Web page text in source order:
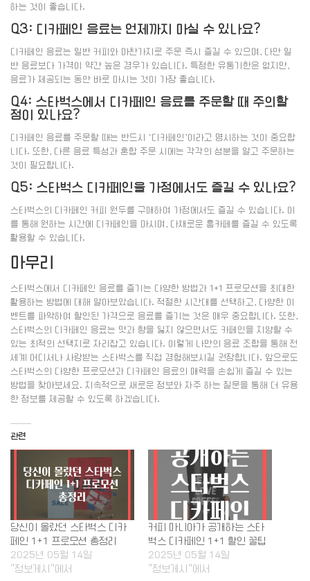
하는 것이 좋습니다.
Q3: 디카페인 음료는 언제까지 마실 수 있나요?
디카페인 음료는 일반 커피와 마찬가지로 주문 즉시 즐길 수 있으며, 다만 일
반 음료보다 가격이 약간 높은 경우가 있습니다. 특정한 유통기한은 없지만,
음료가 제공되는 동안 바로 마시는 것이 가장 좋습니다.
Q4: 스타벅스에서 디카페인 음료를 주문할 때 주의할
점이 있나요?
디카페인 음료를 주문할 때는 반드시 ‘디카페인’이라고 명시하는 것이 중요합
니다. 또한, 다른 음료 특성과 혼합 주문 시에는 각각의 성분을 알고 주문하는
것이 필요합니다.
Q5: 스타벅스 디카페인을 가정에서도 즐길 수 있나요?
스타벅스의 디카페인 커피 원두를 구매하여 가정에서도 즐길 수 있습니다. 이
를 통해 원하는 시간에 디카페인을 마시며, 다채로운 홈카페를 즐길 수 있도록
활용할 수 있습니다.
마무리
스타벅스에서 디카페인 음료를 즐기는 다양한 방법과 1+1 프로모션을 최대한
활용하는 방법에 대해 알아보았습니다. 적절한 시간대를 선택하고, 다양한 이
벤트를 파악하여 할인된 가격으로 음료를 즐기는 것은 매우 중요합니다. 또한,
스타벅스의 디카페인 음료는 맛과 향을 잃지 않으면서도 카페인을 지양할 수
있는 최적의 선택지로 자리잡고 있습니다. 이렇게 나만의 음료 조합을 통해 전
세계 어디서나 사랑받는 스타벅스를 직접 경험해보시길 권장합니다. 앞으로도
스타벅스의 다양한 프로모션과 디카페인 음료의 매력을 손쉽게 즐길 수 있는
방법을 찾아보세요. 지속적으로 새로운 정보와 자주 하는 질문을 통해 더 유용
한 정보를 제공할 수 있도록 하겠습니다.
관련
당신이 몰랐던 스타벅스 디카
페인 1+1 프로모션 총정리
2025년 05월 14일
"정보게시"에서
커피 마니아가 공개하는 스타
벅스 디카페인 1+1 할인 꿀팁
2025년 05월 14일
"정보게시"에서